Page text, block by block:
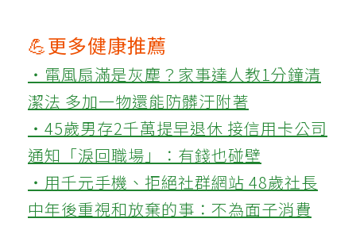
💪更多健康推薦
‧電風扇滿是灰塵？家事達人教1分鐘清
潔法 多加一物還能防髒汙附著
‧45歲男存2千萬提早退休 接信用卡公司
通知「淚回職場」：有錢也碰壁
‧用千元手機、拒絕社群網站 48歲社長
中年後重視和放棄的事：不為面子消費